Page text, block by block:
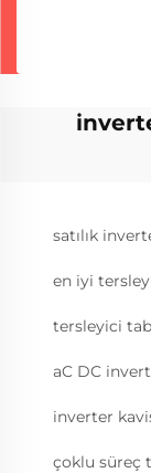
satılık
en iyi
tersleyici
aC DC
inverter
çoklu süreç